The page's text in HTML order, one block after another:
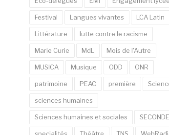
Festival Langues vivantes LCA Latin
Littérature lutte contre le racisme
Marie Curie MdL Mois de l'Autre
MUSICA Musique ODD ONR
patrimoine PEAC première
sciences humaines
Sciences humaines et sociales SECONDE